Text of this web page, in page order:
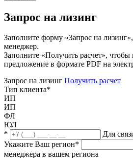
Запрос на лизинг
Заполните форму «Запрос на
менеджер.
Заполните «Получить расчет», чтобы
предложение в формате PDF на
Запрос на лизинг Получить расчет
Тип клиента*
ИП
ИП
ФЛ
ЮЛ
*
Для
Укажите Ваш регион*
менеджера в вашем региона